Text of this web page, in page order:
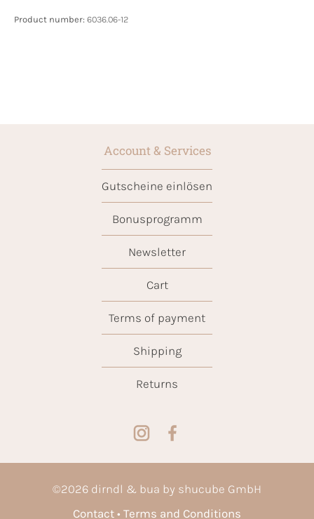
Product number: 6036.06-12
Account & Services
Gutscheine einlösen
Bonusprogramm
Newsletter
Cart
Terms of payment
Shipping
Returns
©2026 dirndl & bua by shucube GmbH
Contact
Terms and Conditions